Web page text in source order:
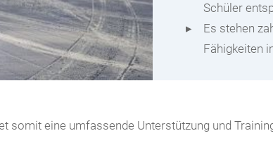
Schüler
Es stehen
Fähigkeiten
somit eine umfassende Unterstützung und